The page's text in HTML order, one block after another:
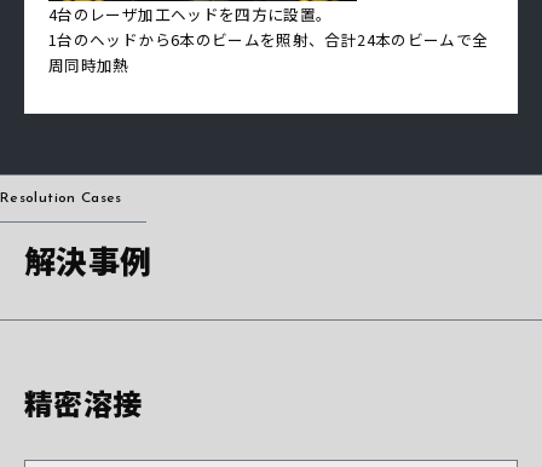
4台のレーザ加工ヘッドを四方に設置。
1台のヘッドから6本のビームを照射、合計24本のビームで全
周同時加熱
解決事例
Resolution Cases
精密溶接